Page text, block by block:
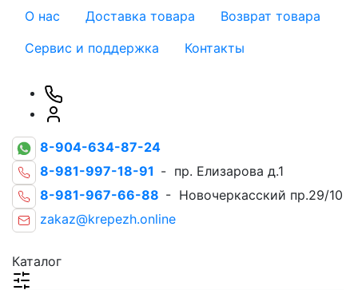
О нас Доставка товара
Возврат товара
Сервис и поддержка
Контакты
8-904-634-87-24
8-981-997-18-91 - пр. Елизарова д.1
8-981-967-66-88 - Новочеркасский пр.29/10
zakaz@krepezh.online
Каталог